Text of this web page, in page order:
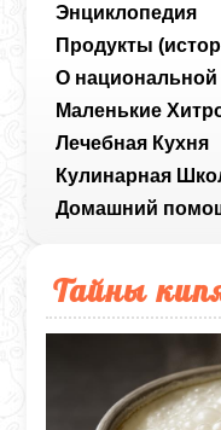
Энциклопедия
Продукты
О национальной
Маленькие
Лечебная Кухня
Кулинарная
Домашний
Тайны